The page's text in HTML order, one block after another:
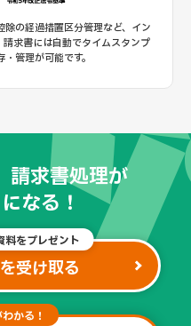
の経過措置区分管理など、イン
求書には自動でタイムスタンプ
管理が可能です。
請求書処理が
なる！
料をプレゼント
受け取る
かる！